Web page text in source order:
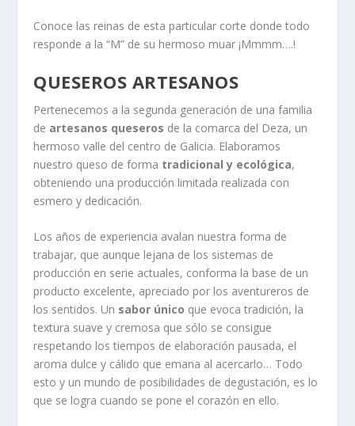
Conoce las reinas de esta particular corte donde todo
responde a la “M” de su hermoso muar ¡Mmmm….!
QUESEROS ARTESANOS
Pertenecemos a la segunda generación de una familia
de artesanos queseros de la comarca del Deza, un
hermoso valle del centro de Galicia. Elaboramos
nuestro queso de forma tradicional y ecológica,
obteniendo una producción limitada realizada con
esmero y dedicación.
Los años de experiencia avalan nuestra forma de
trabajar, que aunque lejana de los sistemas de
producción en serie actuales, conforma la base de un
producto excelente, apreciado por los aventureros de
los sentidos. Un sabor único que evoca tradición, la
textura suave y cremosa que sólo se consigue
respetando los tiempos de elaboración pausada, el
aroma dulce y cálido que emana al acercarlo… Todo
esto y un mundo de posibilidades de degustación, es lo
que se logra cuando se pone el corazón en ello.